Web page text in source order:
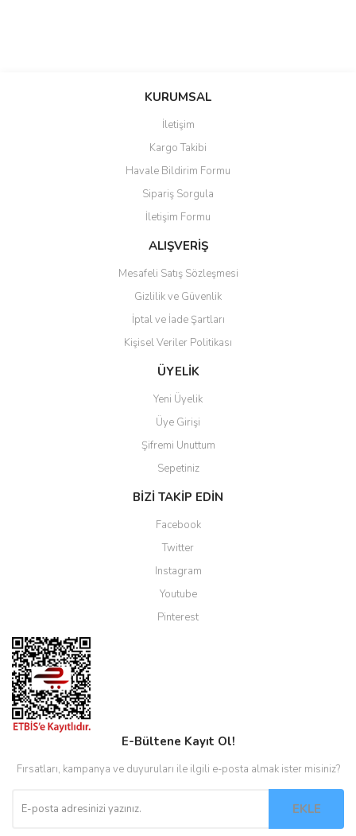
Bu ürüne ilk yorumu siz yapın!
Ürün hakkında henüz soru sorulmamış.
Ürün resmi kalitesiz, bozuk veya görüntülenemiyor.
Ürün açıklamasında eksik bilgiler bulunuyor.
Ürün bilgilerinde hatalar bulunuyor.
Ürün fiyatı diğer sitelerden daha pahalı.
Bu ürüne benzer farklı alternatifler olmalı.
Gönder
KURUMSAL
İletişim
Kargo Takibi
Havale Bildirim Formu
Sipariş Sorgula
İletişim Formu
ALIŞVERİŞ
Mesafeli Satış Sözleşmesi
Gizlilik ve Güvenlik
İptal ve İade Şartları
Kişisel Veriler Politikası
ÜYELİK
Yeni Üyelik
Üye Girişi
Şifremi Unuttum
Sepetiniz
BİZİ TAKİP EDİN
Facebook
Twitter
Instagram
Youtube
Pinterest
E-Bültene Kayıt Ol!
Fırsatları, kampanya ve duyuruları ile ilgili e-posta almak ister misiniz?
EKLE